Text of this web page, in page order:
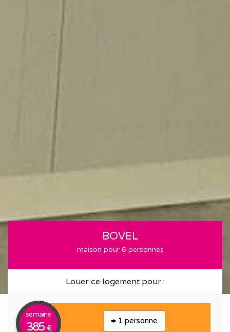
BOVEL
maison pour 6 personnes
Louer ce logement pour :
1 personne
semaine
385 €